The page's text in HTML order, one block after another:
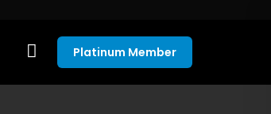
Platinum Member